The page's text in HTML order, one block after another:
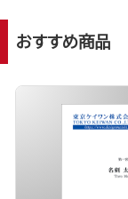
おすすめ商品